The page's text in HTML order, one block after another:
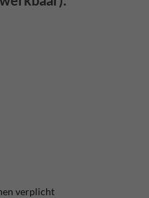
verplicht